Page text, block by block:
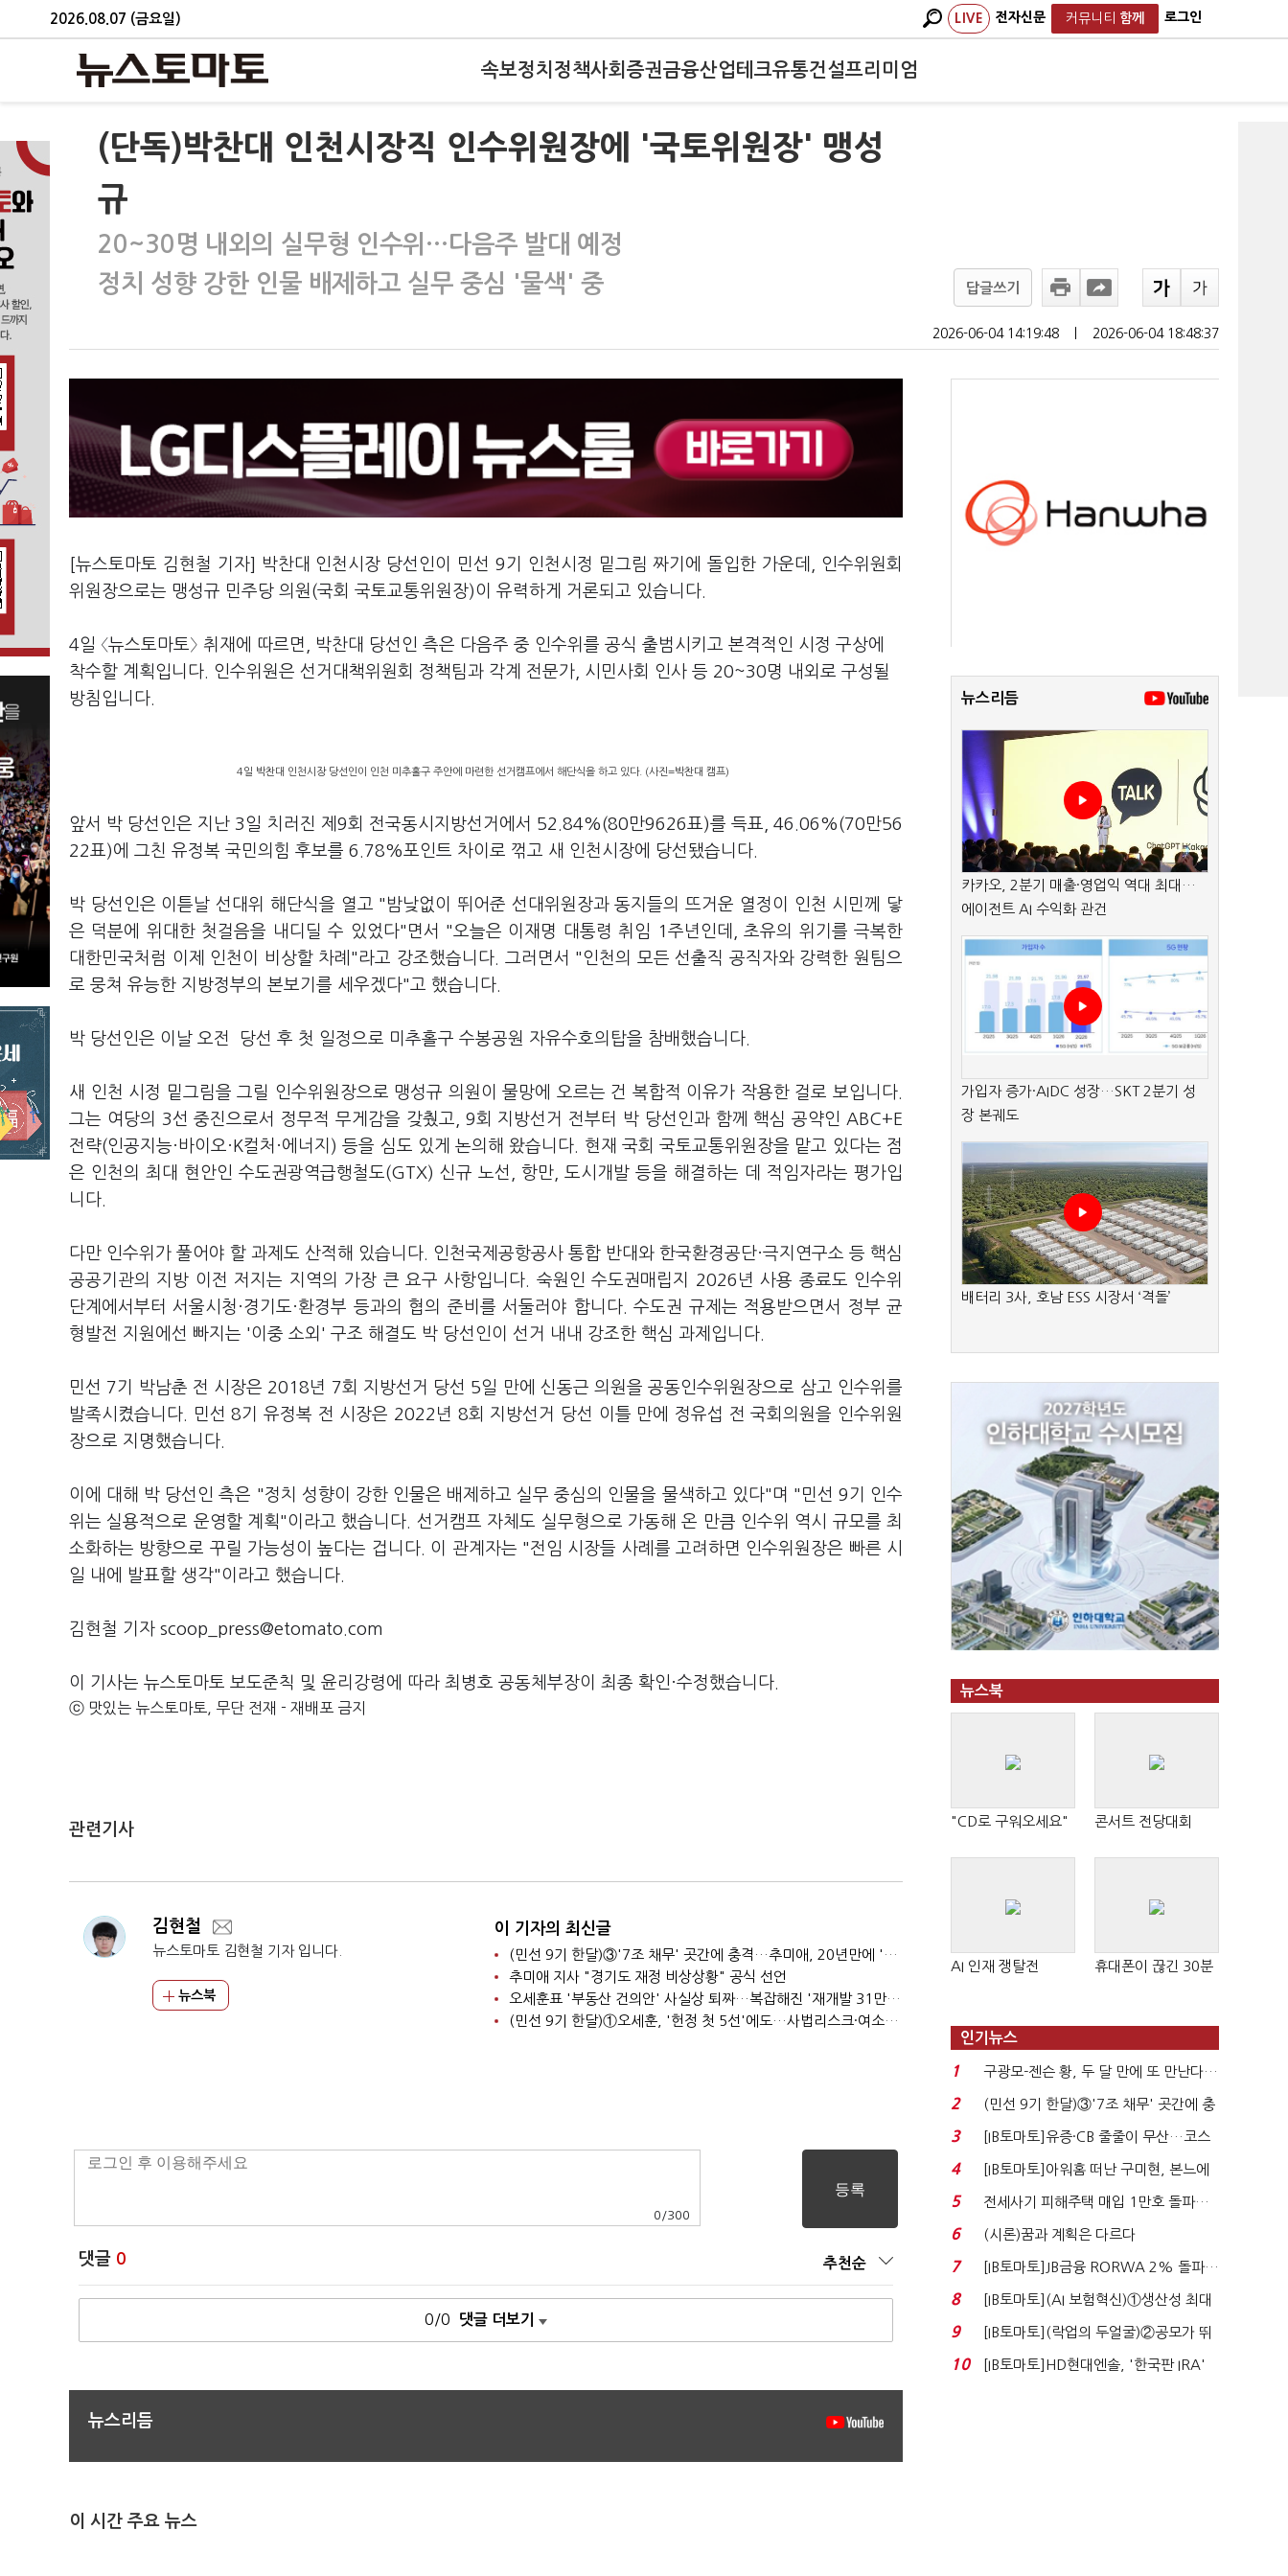
2026.08.07 (금요일) LIVE 전자신문 커뮤니티 함께 로그인
속보정치 정책사회 증권금융산업테크유통건설프리미엄
(단독)박찬대 인천시장직 인수위원장에 '국토위원장' 맹성
규
20~30명 내외의 실무형 인수위…다음주 발대 예정
정치 성향 강한 인물 배제하고 실무 중심 '물색' 중
답글쓰기
2026-06-04 14:19:48 2026-06-04 18:48:37
[뉴스토마토 김현철 기자] 박찬대 인천시장 당선인이 민선 9기 인천시정 밑그림 짜기에 돌입한 가운데, 인수위원회
위원장으로는 맹성규 민주당 의원(국회 국토교통위원장)이 유력하게 거론되고 있습니다.
4일 〈뉴스토마토〉 취재에 따르면, 박찬대 당선인 측은 다음주 중 인수위를 공식 출범시키고 본격적인 시정 구상에
착수할 계획입니다. 인수위원은 선거대책위원회 정책팀과 각계 전문가, 시민사회 인사 등 20~30명 내외로 구성될
방침입니다.
4일 박찬대 인천시장 당선인이 인천 미추홀구 주안에 마련한 선거캠프에서 해단식을 하고 있다. (사진=박찬대 캠프)
앞서 박 당선인은 지난 3일 치러진 제9회 전국동시지방선거에서 52.84%(80만9626표)를 득표, 46.06%(70만56
22표)에 그친 유정복 국민의힘 후보를 6.78%포인트 차이로 꺾고 새 인천시장에 당선됐습니다.
박 당선인은 이튿날 선대위 해단식을 열고 "밤낮없이 뛰어준 선대위원장과 동지들의 뜨거운 열정이 인천 시민께 닿
은 덕분에 위대한 첫걸음을 내디딜 수 있었다"면서 "오늘은 이재명 대통령 취임 1주년인데, 초유의 위기를 극복한
대한민국처럼 이제 인천이 비상할 차례"라고 강조했습니다. 그러면서 "인천의 모든 선출직 공직자와 강력한 원팀으
로 뭉쳐 유능한 지방정부의 본보기를 세우겠다"고 했습니다.
박 당선인은 이날 오전 당선 후 첫 일정으로 미추홀구 수봉공원 자유수호의탑을 참배했습니다.
새 인천 시정 밑그림을 그릴 인수위원장으로 맹성규 의원이 물망에 오르는 건 복합적 이유가 작용한 걸로 보입니다.
그는 여당의 3선 중진으로서 정무적 무게감을 갖췄고, 9회 지방선거 전부터 박 당선인과 함께 핵심 공약인 ABC+E
전략(인공지능·바이오·K컬처·에너지) 등을 심도 있게 논의해 왔습니다. 현재 국회 국토교통위원장을 맡고 있다는 점
은 인천의 최대 현안인 수도권광역급행철도(GTX) 신규 노선, 항만, 도시개발 등을 해결하는 데 적임자라는 평가입
니다.
다만 인수위가 풀어야 할 과제도 산적해 있습니다. 인천국제공항공사 통합 반대와 한국환경공단·극지연구소 등 핵심
공공기관의 지방 이전 저지는 지역의 가장 큰 요구 사항입니다. 숙원인 수도권매립지 2026년 사용 종료도 인수위
단계에서부터 서울시청·경기도·환경부 등과의 협의 준비를 서둘러야 합니다. 수도권 규제는 적용받으면서 정부 균
형발전 지원에선 빠지는 '이중 소외' 구조 해결도 박 당선인이 선거 내내 강조한 핵심 과제입니다.
민선 7기 박남춘 전 시장은 2018년 7회 지방선거 당선 5일 만에 신동근 의원을 공동인수위원장으로 삼고 인수위를
발족시켰습니다. 민선 8기 유정복 전 시장은 2022년 8회 지방선거 당선 이틀 만에 정유섭 전 국회의원을 인수위원
장으로 지명했습니다.
이에 대해 박 당선인 측은 "정치 성향이 강한 인물은 배제하고 실무 중심의 인물을 물색하고 있다"며 "민선 9기 인수
위는 실용적으로 운영할 계획"이라고 했습니다. 선거캠프 자체도 실무형으로 가동해 온 만큼 인수위 역시 규모를 최
소화하는 방향으로 꾸릴 가능성이 높다는 겁니다. 이 관계자는 "전임 시장들 사례를 고려하면 인수위원장은 빠른 시
일 내에 발표할 생각"이라고 했습니다.
김현철 기자 scoop_press@etomato.com
이 기사는 뉴스토마토 보도준칙 및 윤리강령에 따라 최병호 공동체부장이 최종 확인·수정했습니다.
ⓒ 맛있는 뉴스토마토, 무단 전재 - 재배포 금지
관련기사
김현철
뉴스토마토 김현철 기자 입니다.
뉴스북
이 기자의 최신글
(민선 9기 한달)③'7조 채무' 곳간에 충격…추미애, 20년만에 '비상재정' 선언 승부수
추미애 지사 "경기도 재정 비상상황" 공식 선언
오세훈표 '부동산 건의안' 사실상 퇴짜…복잡해진 '재개발 31만호' 셈법
(민선 9기 한달)①오세훈, '헌정 첫 5선'에도…사법리스크·여소야대에 발목
0 /300
댓글 0 추천순
0/0 댓글 더보기
뉴스리듬
이 시간 주요 뉴스
뉴스리듬
카카오, 2분기 매출·영업익 역대 최대…
에이전트 AI 수익화 관건
가입자 증가·AIDC 성장…SKT 2분기 성
장 본궤도
배터리 3사, 호남 ESS 시장서 ‘격돌’
뉴스북
"CD로 구워오세요" 콘서트 전당대회
AI 인재 쟁탈전 휴대폰이 끊긴 30분
인기뉴스
1
구광모-젠슨 황, 두 달 만에 또 만난다…
로봇·AI 등 논...
2
(민선 9기 한달)③'7조 채무' 곳간에 충
격…추미애, 20년...
3
[IB토마토]유증·CB 줄줄이 무산…코스
닥 벌점 급증에 ...
4
[IB토마토]아워홈 떠난 구미현, 본느에
340억 베팅…가...
5
전세사기 피해주택 매입 1만호 돌파…
누적 피해자 4만2...
6 (시론)꿈과 계획은 다르다
7
[IB토마토]JB금융 RORWA 2% 돌파…
실적 견인은 은행 ...
8
[IB토마토](AI 보험혁신)①생산성 최대
80% 개선…현실...
9
[IB토마토](락업의 두얼굴)②공모가 뛰
자 첫날 매도…FI ...
10
[IB토마토]HD현대엔솔, '한국판 IRA'